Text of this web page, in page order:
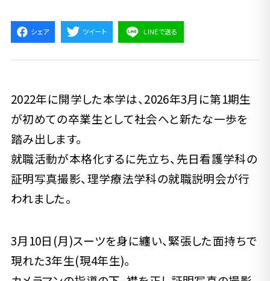
シェア ツイート LINEで送る
2022年に開学した本学は、2026年3月に第1期生
が初めての卒業生として社会へと新たな一歩を
踏み出します。
就職活動が本格化するに先立ち、先日看護学科の
証明写真撮影、理学療法学科の就職説明会が行
われました。
3月10日(月)スーツを身に纏い、緊張した面持ちで
現れた3年生(現4年生)。